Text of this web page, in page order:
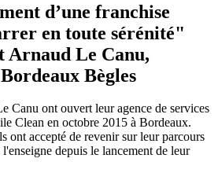
d’une franchise
en toute sérénité"
Arnaud Le Canu,
Bègles
Canu ont ouvert leur agence de services
Clean en octobre 2015 à Bordeaux.
ont accepté de revenir sur leur parcours
depuis le lancement de leur